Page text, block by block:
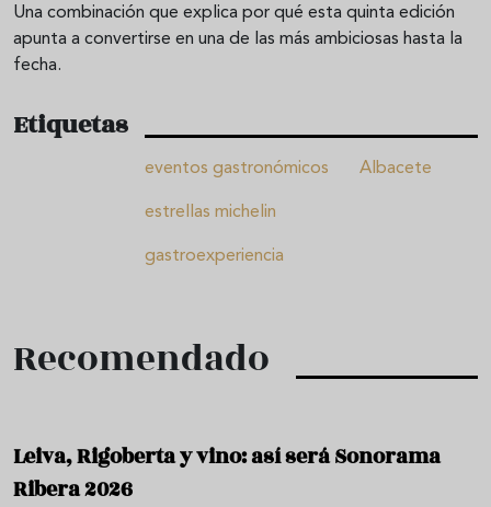
Una combinación que explica por qué esta quinta edición
apunta a convertirse en una de las más ambiciosas hasta la
fecha.
Etiquetas
eventos gastronómicos Albacete
estrellas michelin
gastroexperiencia
Recomendado
Leiva, Rigoberta y vino: así será Sonorama
Ribera 2026